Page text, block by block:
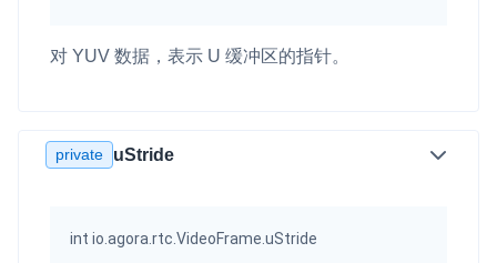
对 YUV 数据，表示 U 缓冲区的指针。
private uStride
int io.agora.rtc.VideoFrame.uStride